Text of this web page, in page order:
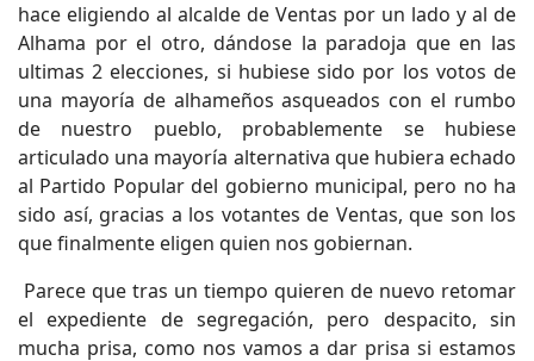
hace eligiendo al alcalde de Ventas por un lado y al de
Alhama por el otro, dándose la paradoja que en las
ultimas 2 elecciones, si hubiese sido por los votos de
una mayoría de alhameños asqueados con el rumbo
de nuestro pueblo, probablemente se hubiese
articulado una mayoría alternativa que hubiera echado
al Partido Popular del gobierno municipal, pero no ha
sido así, gracias a los votantes de Ventas, que son los
que finalmente eligen quien nos gobiernan.
Parece que tras un tiempo quieren de nuevo retomar
el expediente de segregación, pero despacito, sin
mucha prisa, como nos vamos a dar prisa si estamos